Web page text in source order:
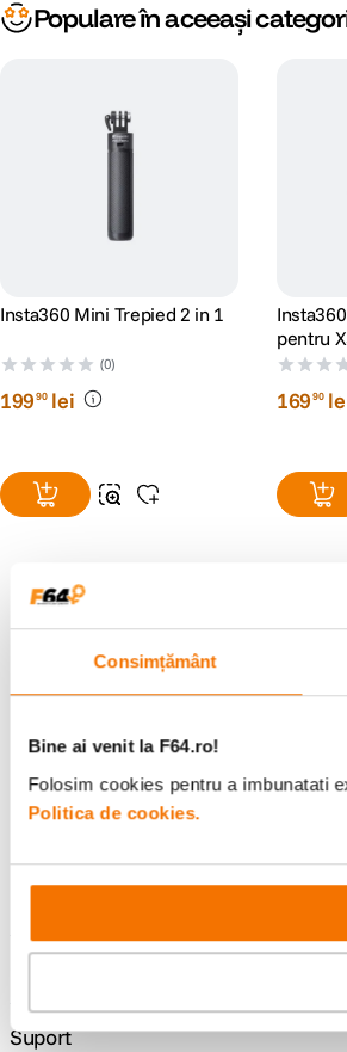
Consimțământ
Bine ai venit la F64.ro!
Folosim cookies pentru a imbunatati
Politica de cookies.
Populare în aceeași
Insta360 Mini Trepied 2 in 1
(0)
19990 lei
pentru
16990
Descopera inspiratie,
ghiduri foto-video si oferte
Suport